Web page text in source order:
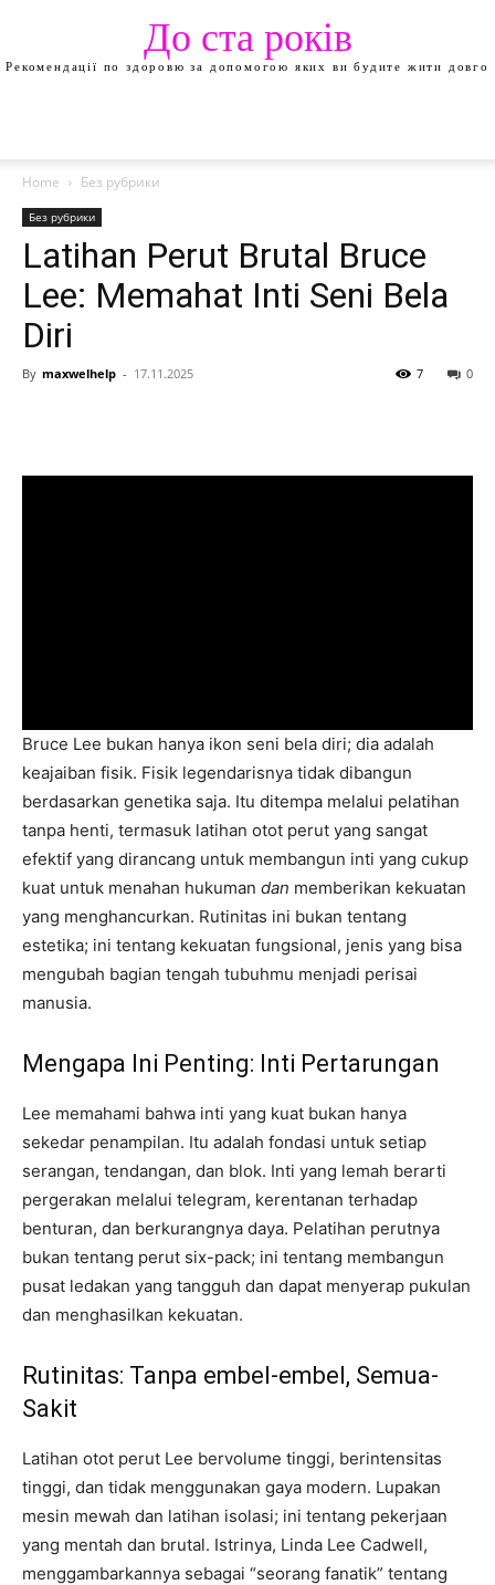
До ста років
Рекомендації по здоровю за допомогою яких ви будите жити довго
Home Без рубрики
Без рубрики
Latihan Perut Brutal Bruce
Lee: Memahat Inti Seni Bela
Diri
By maxwelhelp - 17.11.2025 0
7
Bruce Lee bukan hanya ikon seni bela diri; dia adalah
keajaiban fisik. Fisik legendarisnya tidak dibangun
berdasarkan genetika saja. Itu ditempa melalui pelatihan
tanpa henti, termasuk latihan otot perut yang sangat
efektif yang dirancang untuk membangun inti yang cukup
kuat untuk menahan hukuman dan memberikan kekuatan
yang menghancurkan. Rutinitas ini bukan tentang
estetika; ini tentang kekuatan fungsional, jenis yang bisa
mengubah bagian tengah tubuhmu menjadi perisai
manusia.
Mengapa Ini Penting: Inti Pertarungan
Lee memahami bahwa inti yang kuat bukan hanya
sekedar penampilan. Itu adalah fondasi untuk setiap
serangan, tendangan, dan blok. Inti yang lemah berarti
pergerakan melalui telegram, kerentanan terhadap
benturan, dan berkurangnya daya. Pelatihan perutnya
bukan tentang perut six-pack; ini tentang membangun
pusat ledakan yang tangguh dan dapat menyerap pukulan
dan menghasilkan kekuatan.
Rutinitas: Tanpa embel-embel, Semua-
Sakit
Latihan otot perut Lee bervolume tinggi, berintensitas
tinggi, dan tidak menggunakan gaya modern. Lupakan
mesin mewah dan latihan isolasi; ini tentang pekerjaan
yang mentah dan brutal. Istrinya, Linda Lee Cadwell,
menggambarkannya sebagai “seorang fanatik” tentang